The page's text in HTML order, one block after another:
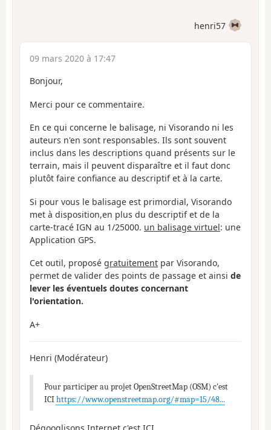
henri57
09 mars 2020 à 17:47
Bonjour,
Merci pour ce commentaire.
En ce qui concerne le balisage, ni Visorando ni les
auteurs n'en sont responsables. Ils sont souvent
inclus dans les descriptions quand présents sur le
terrain, mais il peuvent disparaître et il faut donc
plutôt faire confiance au descriptif et à la carte.
Si pour vous le balisage est primordial, Visorando
met à disposition,en plus du descriptif et de la
carte-tracé IGN au 1/25000. un balisage virtuel: une
Application GPS.
Cet outil, proposé gratuitement par Visorando,
permet de valider des points de passage et ainsi de
lever les éventuels doutes concernant
l'orientation.
A+
Henri (Modérateur)
Pour participer au projet OpenStreetMap (OSM) c'est
ICIhttps://www.openstreetmap.org/#map=15/48...